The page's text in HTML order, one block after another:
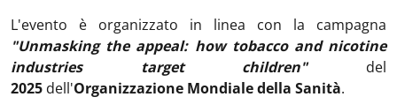
L'evento è organizzato in linea con la campagna
"Unmasking the appeal: how tobacco and nicotine
industries target children" del
2025 dell'Organizzazione Mondiale della Sanità.